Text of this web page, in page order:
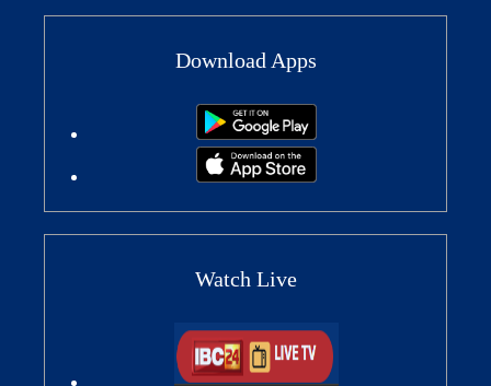
Download Apps
Watch Live